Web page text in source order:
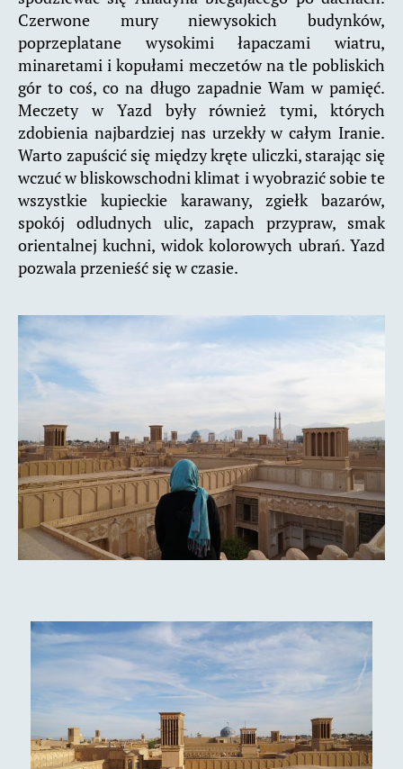
Czerwone mury niewysokich budynków,
poprzeplatane wysokimi łapaczami wiatru,
minaretami i kopułami meczetów na tle pobliskich
gór to coś, co na długo zapadnie Wam w pamięć.
Meczety w Yazd były również tymi, których
zdobienia najbardziej nas urzekły w całym Iranie.
Warto zapuścić się między kręte uliczki, starając się
wczuć w bliskowschodni klimat i wyobrazić sobie te
wszystkie kupieckie karawany, zgiełk bazarów,
spokój odludnych ulic, zapach przypraw, smak
orientalnej kuchni, widok kolorowych ubrań. Yazd
pozwala przenieść się w czasie.